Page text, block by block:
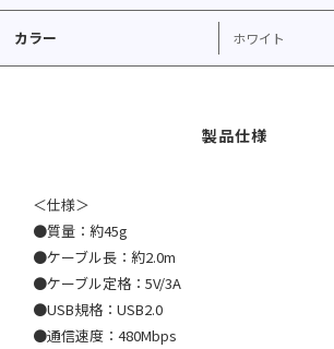
カラー ホワイト
＜仕様＞
●質量：約45g
●ケーブル長：約2.0m
●ケーブル定格：5V/3A
●USB規格：USB2.0
●通信速度：480Mbps